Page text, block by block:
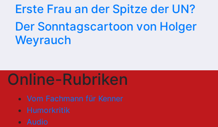
Erste Frau an der Spitze der UN?
Der Sonntagscartoon von Holger
Weyrauch
Online-Rubriken
Vom Fachmann für Kenner
Humorkritik
Audio